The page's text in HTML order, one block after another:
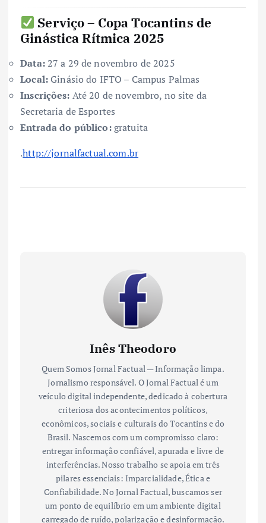
Serviço – Copa Tocantins de
Ginástica Rítmica 2025
Data:27 a 29 de novembro de 2025
Local:Ginásio do IFTO – Campus Palmas
Inscrições: Até 20 de novembro, no site da
Secretaria de Esportes
Entrada do público:gratuita
.http://jornalfactual.com.br
Inês Theodoro
Quem Somos Jornal Factual — Informação limpa.
Jornalismo responsável. O Jornal Factual é um
veículo digital independente, dedicado à cobertura
criteriosa dos acontecimentos políticos,
econômicos, sociais e culturais do Tocantins e do
Brasil. Nascemos com um compromisso claro:
entregar informação confiável, apurada e livre de
interferências. Nosso trabalho se apoia em três
pilares essenciais: Imparcialidade, Ética e
Confiabilidade. No Jornal Factual, buscamos ser
um ponto de equilíbrio em um ambiente digital
carregado de ruído, polarização e desinformação.